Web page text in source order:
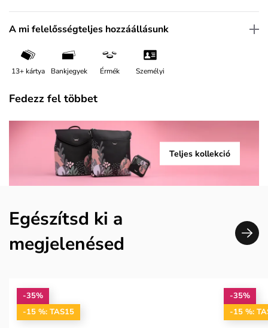
A mi felelősségteljes hozzáállásunk
13+ kártya Bankjegyek Érmék Személyi
Fedezz fel többet
Teljes kollekció
Egészítsd ki a
megjelenésed
-35%
-15 %: TAS15
-35%
-15 %: